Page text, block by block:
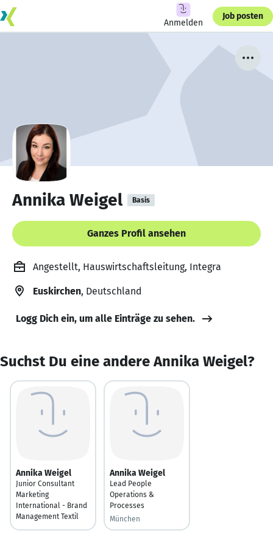
Anmelden
Job posten
Annika Weigel Basis
Ganzes Profil ansehen
Angestellt, Hauswirtschaftsleitung, Integra
Euskirchen, Deutschland
Logg Dich ein, um alle Einträge zu sehen.
Suchst Du eine andere Annika Weigel?
Annika Weigel
Junior Consultant
Marketing
International - Brand
Management Textil
Annika Weigel
Lead People
Operations &
Processes
München